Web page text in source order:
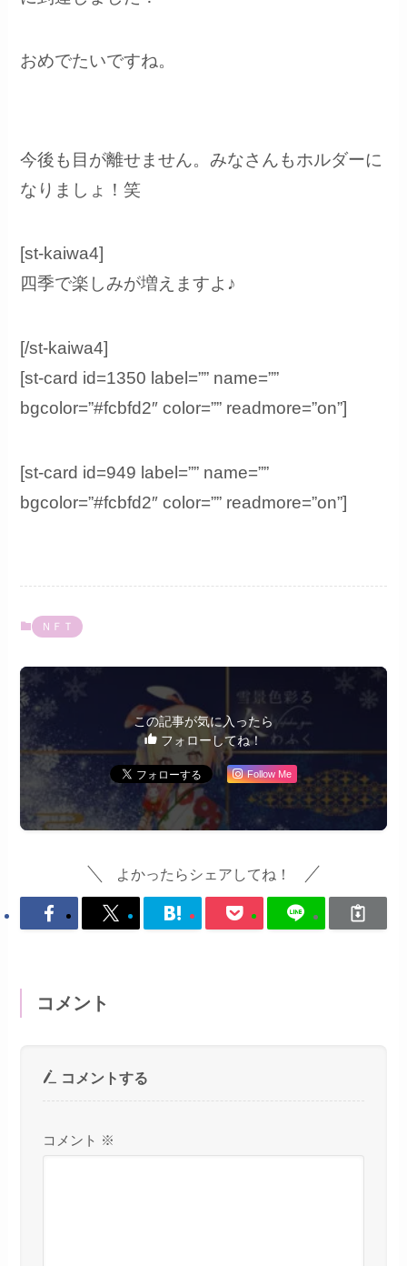
おめでたいですね。
今後も目が離せません。みなさんもホルダーに
なりましょ！笑
[st-kaiwa4]
四季で楽しみが増えますよ♪
[/st-kaiwa4]
[st-card id=1350 label=”” name=””
bgcolor=”#fcbfd2″ color=”” readmore=”on”]
[st-card id=949 label=”” name=””
bgcolor=”#fcbfd2″ color=”” readmore=”on”]
ＮＦＴ
この記事が気に入ったら
フォローしてね！
Follow Me
よかったらシェアしてね！
コメント
コメントする
コメント ※